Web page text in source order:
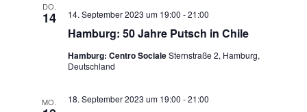
DO.
14
Hamburg: 50 Jahre Putsch in Chile
14. September 2023 um 19:00 -21:00
Hamburg: Centro SocialeSternstraße 2, Hamburg,
Deutschland
MO. 18. September 2023 um 19:00 -21:00